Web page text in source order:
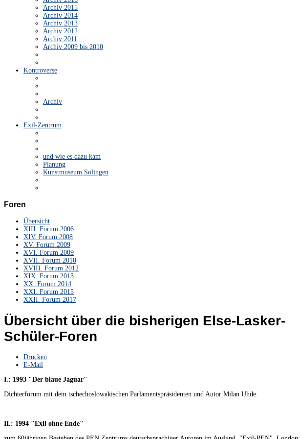
Archiv 2015
Archiv 2014
Archiv 2013
Archiv 2012
Archiv 2011
Archiv 2009 bis 2010
Kontroverse
Archiv
Exil-Zentrum
und wie es dazu kam
Planung
Kunstmuseum Solingen
Foren
Übersicht
XIII. Forum 2006
XIV. Forum 2008
XV. Forum 2009
XVI. Forum 2009
XVII. Forum 2010
XVIII. Forum 2012
XIX. Forum 2013
XX. Forum 2014
XXI. Forum 2015
XXII. Forum 2017
Übersicht über die bisherigen Else-Lasker-
Schüler-Foren
Drucken
E-Mail
I.: 1993 "Der blaue Jaguar"
Dichterforum mit dem tschechoslowakischen Parlamentspräsidenten und Autor Milan Uhde.
II.: 1994 "Exil ohne Ende"